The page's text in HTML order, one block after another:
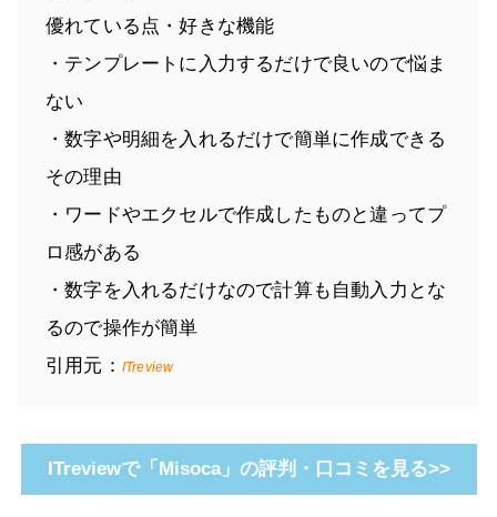
優れている点・好きな機能
・テンプレートに入力するだけで良いので悩ま
ない
・数字や明細を入れるだけで簡単に作成できる
その理由
・ワードやエクセルで作成したものと違ってプ
ロ感がある
・数字を入れるだけなので計算も自動入力とな
るので操作が簡単
引用元： ITreview
ITreviewで「Misoca」の評判・口コミを見る>>